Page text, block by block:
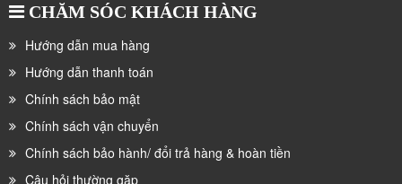
CHĂM SÓC KHÁCH HÀNG
Hướng dẫn mua hàng
Hướng dẫn thanh toán
Chính sách bảo mật
Chính sách vận chuyển
Chính sách bảo hành/ đổi trả hàng & hoàn tiền
Câu hỏi thường gặp